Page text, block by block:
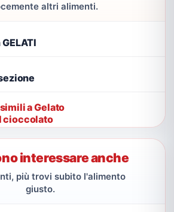
altri alimenti.
a Gelato
cioccolato
interessare anche
più trovi subito l'alimento
giusto.